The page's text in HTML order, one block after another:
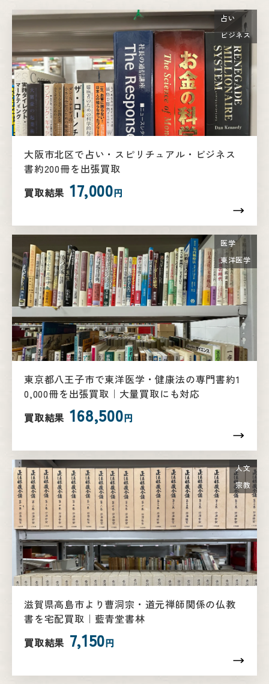
占い
ビジネス
大阪市北区で占い・スピリチュアル・ビジネス
書約200冊を出張買取
買取結果 17,000円
医学
東洋医学
東京都八王子市で東洋医学・健康法の専門書約1
0,000冊を出張買取｜大量買取にも対応
買取結果 168,500円
人文
宗教
滋賀県高島市より曹洞宗・道元禅師関係の仏教
書を宅配買取｜藍青堂書林
買取結果 7,150円